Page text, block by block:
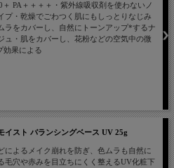
＋ PA＋＋＋＋・紫外線吸収剤を使わないノ
プ・乾燥でごわつく肌にもしっとりなじみ
ラをカバーし、自然にトーンアップ*するナ
ュ・肌をカバーし、花粉などの空気中の微
効果による
イスト バランシングベース UV 25g
によるメイク崩れを防ぎ、色ムラも自然に
毛穴や赤みを目立ちにくく整えるUV化粧下